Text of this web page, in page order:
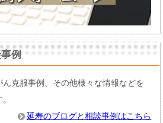
例
克服事例、その他様々な情報などを
延寿のブログと相談事例はこちら